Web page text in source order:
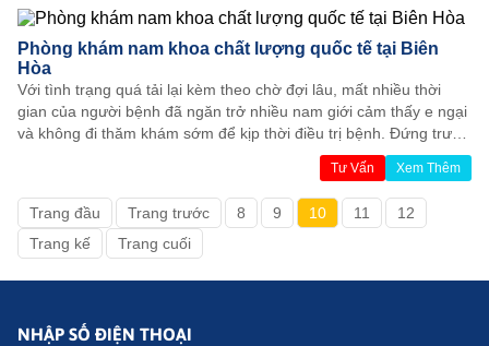
thêm về dấu hiệu yếu sinh lý nhằm giúp người bệnh kịp thời đi
thăm khám điều trị.
Phòng khám nam khoa chất lượng quốc tế tại Biên
Hòa
Với tình trạng quá tải lại kèm theo chờ đợi lâu, mất nhiều thời
gian của người bệnh đã ngăn trở nhiều nam giới cảm thấy e ngại
và không đi thăm khám sớm để kịp thời điều trị bệnh. Đứng trước
thực trạng đó, ban lãnh đạo quyết định thành lập phòng khám Đa
khoa Âu Mỹ Việt với mong muốn đáp ứng nhu cầu khám chữa
bệnh nói chung và nam khoa nói riêng tại khu vực Biên Hòa –
Đồng Nai với chất lượng quốc tế.
Tư Vấn Xem Thêm
Trang đầu Trang trước 8 9 10 11
12
Trang kế
Trang cuối
NHẬP SỐ ĐIỆN THOẠI